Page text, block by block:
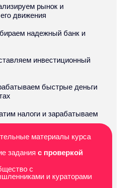
забудь»
рынок и
движения
надежный банк и
инвестиционный
быстрые деньги
налоги и зарабатываем
материалы курса
задания с проверкой
с
и кураторами